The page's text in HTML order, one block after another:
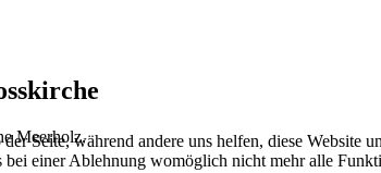
Meerholz.
Seite, während andere uns helfen, diese Website
einer Ablehnung womöglich nicht mehr alle